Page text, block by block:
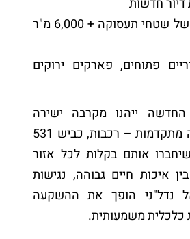
* כ-70,000 מ"ר של שטחי תעסוקה + 6,000 מ"ר
פתוחים, פארקים ירוקים
ייהנו מקרבה ישירה
לתשתיות תחבורה מתקדמות – רכבות, כביש 531
שיחברו אותם בקלות לכל אזור
איכות חיים גבוהה, נגישות
נדל"ני הופך את ההשקעה
כלכלית משמעותית.